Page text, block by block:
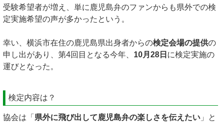
受験希望者が増え、単に鹿児島弁のファンからも県外での検
定実施希望の声が多かったという。
幸い、横浜市在住の鹿児島県出身者からの検定会場の提供の
申し出があり、第4回目となる今年、 10月28日 に検定実施の
運びとなった。
検定内容は？
協会は「 県外に飛び出して鹿児島弁の楽しさを伝えたい 」と